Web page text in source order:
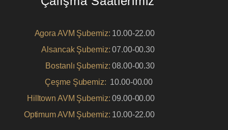
Agora AVM Şubemiz: 10.00-22.00
Alsancak Şubemiz: 07.00-00.30
Bostanlı Şubemiz: 08.00-00.30
Çeşme Şubemiz: 10.00-00.00
Hilltown AVM Şubemiz: 09.00-00.00
Optimum AVM Şubemiz: 10.00-22.00